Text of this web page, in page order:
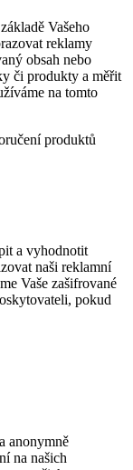
Vašeho
reklamy
obsah nebo
či produkty a měřit
na tomto
produktů
a vyhodnotit
naši reklamní
Vaše zašifrované
pokud
anonymně
na našich